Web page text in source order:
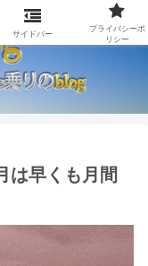
は早くも月間
サイドバー
プライバシーポ
リシー